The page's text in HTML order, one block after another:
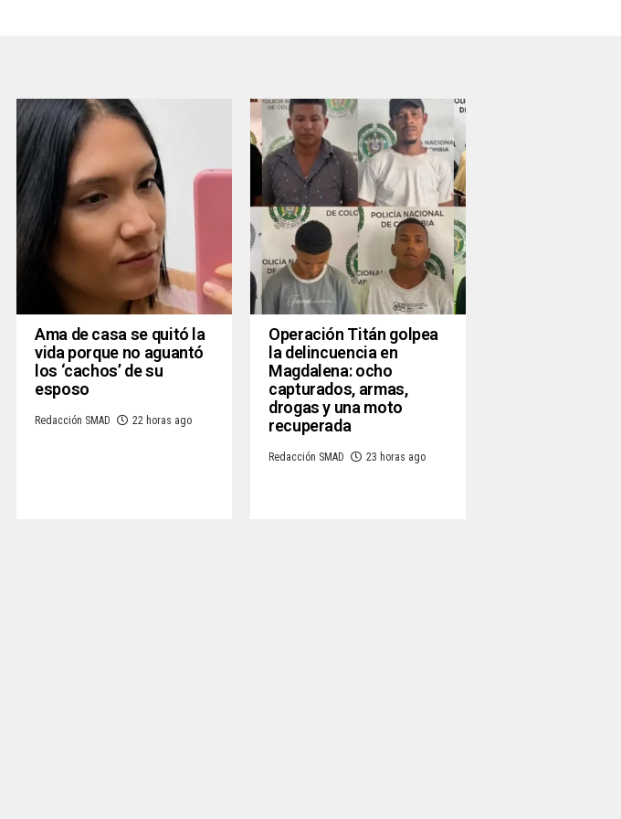
Ama de casa se quitó la
vida porque no aguantó
los ‘cachos’ de su
esposo
Redacción SMAD 22 horas ago
Operación Titán golpea
la delincuencia en
Magdalena: ocho
capturados, armas,
drogas y una moto
recuperada
Redacción SMAD 23 horas ago